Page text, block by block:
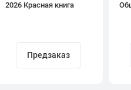
2026 Красная книга
Предзаказ